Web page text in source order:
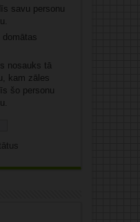
savu personu
domātas
nosauks tā
kam zāles
šo personu